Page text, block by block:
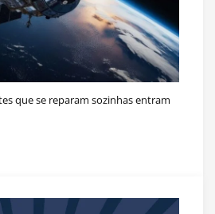
que se reparam sozinhas entram